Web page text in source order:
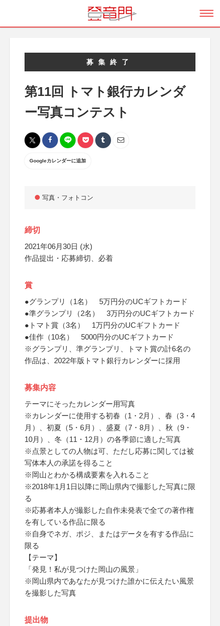
募集終了
第11回 トマト銀行カレンダ
ー写真コンテスト
Googleカレンダーに追加
写真・フォトコン
締切
2021年06月30日 (水)
作品提出・応募締切、必着
賞
●グランプリ（1名） 5万円分のUCギフトカード
●準グランプリ（2名） 3万円分のUCギフトカード
●トマト賞（3名） 1万円分のUCギフトカード
●佳作（10名） 5000円分のUCギフトカード
※グランプリ、準グランプリ、トマト賞の計6名の
作品は、2022年版トマト銀行カレンダーに採用
募集内容
テーマにそったカレンダー用写真
※カレンダーに使用する初春（1・2月）、春（3・4
月）、初夏（5・6月）、盛夏（7・8月）、秋（9・
10月）、冬（11・12月）の各季節に適した写真
※点景としての人物は可、ただし応募に関しては被
写体本人の承諾を得ること
※岡山とわかる構成要素を入れること
※2018年1月1日以降に岡山県内で撮影した写真に限
る
※応募者本人が撮影した自作未発表で全ての著作権
を有している作品に限る
※自身でネガ、ポジ、またはデータを有する作品に
限る
【テーマ】
「発見！私が見つけた岡山の風景」
※岡山県内であなたが見つけた誰かに伝えたい風景
を撮影した写真
提出物